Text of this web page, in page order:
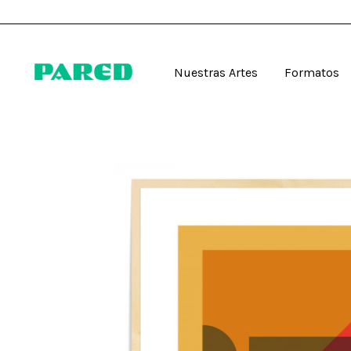
Nuestras Artes Formatos